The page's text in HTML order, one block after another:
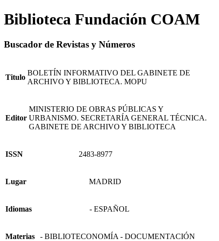
Biblioteca Fundación COAM
Buscador de Revistas y Números
Titulo
BOLETÍN INFORMATIVO DEL GABINETE DE
ARCHIVO Y BIBLIOTECA. MOPU
Editor
MINISTERIO DE OBRAS PÚBLICAS Y
URBANISMO. SECRETARÍA GENERAL TÉCNICA.
GABINETE DE ARCHIVO Y BIBLIOTECA
ISSN 2483-8977
Lugar MADRID
Idiomas - ESPAÑOL
Materias - BIBLIOTECONOMÍA - DOCUMENTACIÓN